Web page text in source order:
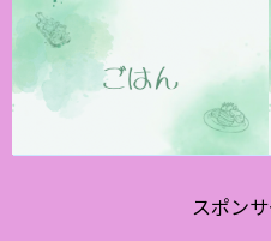
スポン